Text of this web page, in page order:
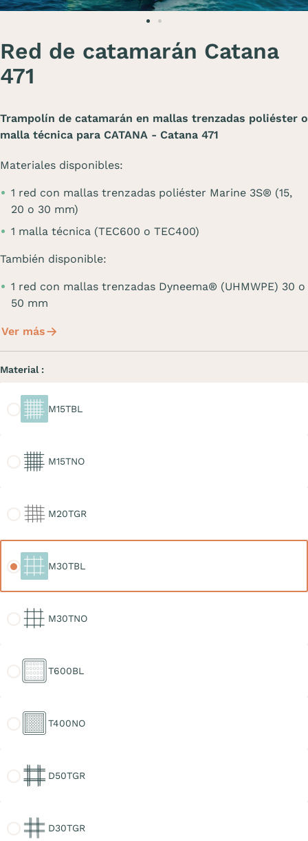
Red de catamarán Catana
471
Trampolín de catamarán en mallas trenzadas poliéster o
malla técnica para CATANA - Catana 471
Materiales disponibles:
1 red con mallas trenzadas poliéster Marine 3S® (15,
20 o 30 mm)
1 malla técnica (TEC600 o TEC400)
También disponible:
1 red con mallas trenzadas Dyneema® (UHMWPE) 30 o
50 mm
Ver más
Material :
M15TBL
M15TNO
M20TGR
M30TBL
M30TNO
T600BL
T400NO
D50TGR
D30TGR